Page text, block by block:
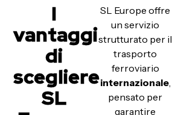
I
vantaggi
di
scegliere
SL
SL Europe offre
un servizio
strutturato per il
trasporto
ferroviario
internazionale,
pensato per
garantire